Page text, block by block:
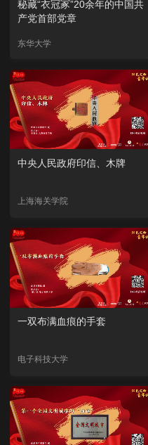
秘藏“衣冠冢”20余年的中国共
产党首部党章
东华大学
中央人民政府印信、木牌
上海海关学院
一双布满血痕的手套
电子科技大学